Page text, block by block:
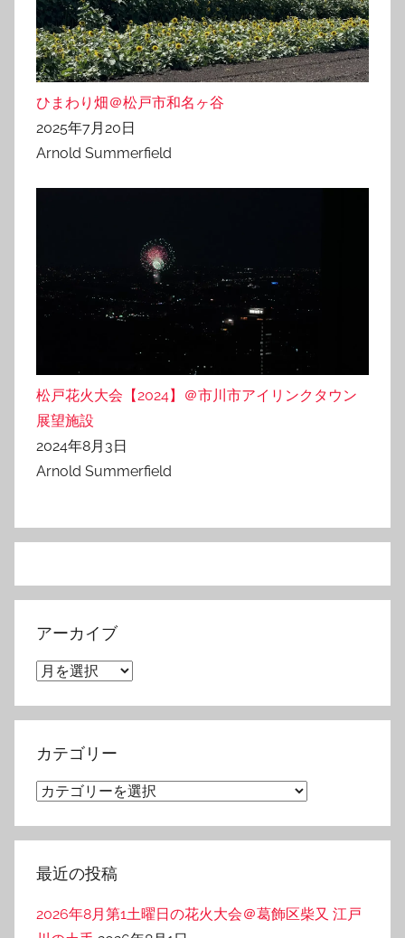
ひまわり畑＠松戸市和名ヶ谷
2025年7月20日
Arnold Summerfield
松戸花火大会【2024】＠市川市アイリンクタウン
展望施設
2024年8月3日
Arnold Summerfield
アーカイブ
ア
カ
イ
カテゴリー
カ
ゴ
リ
最近の投稿
2026年8月第1土曜日の花火大会＠葛飾区柴又 江戸